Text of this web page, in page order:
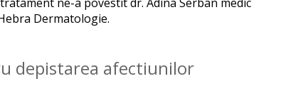
Dermatologie.
depistarea afectiunilor